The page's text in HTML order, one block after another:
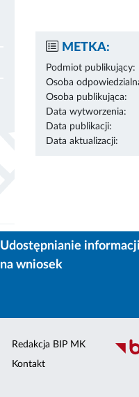
METKA:
Podmiot publikujący:
Osoba
Osoba publikująca:
Data wytworzenia:
Data publikacji:
Data aktualizacji:
Udostępnianie informacji
na wniosek
Redakcja BIP MK
Kontakt